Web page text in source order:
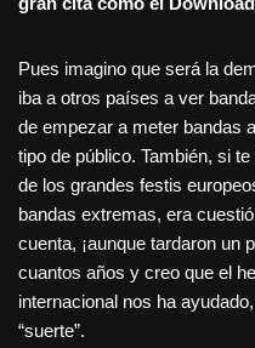
Pues imagino que será la
iba a otros países a ver
de empezar a meter bandas
tipo de público. También, si
de los grandes festis
bandas extremas, era
cuenta, ¡aunque tardaron un
cuantos años y creo que el
internacional nos ha
“suerte”.